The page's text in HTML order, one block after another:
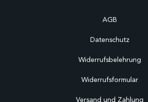
AGB
Datenschutz
Widerrufsbelehrung
Widerrufsformular
Versand und Zahlung